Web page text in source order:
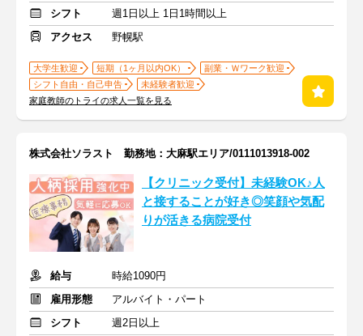
シフト
週1日以上 1日1時間以上
アクセス
野幌駅
大学生歓迎 短期（1ヶ月以内OK）
副業・Ｗワーク歓迎
シフト自由・自己申告
未経験者歓迎
家庭教師のトライの求人一覧を見る
株式会社ソラスト 勤務地：大麻駅エリア/0111013918-002
【クリニック受付】未経験OK♪人
と接することが好き◎笑顔や気配
りが活きる病院受付
給与
時給1090円
雇用形態
アルバイト・パート
シフト
週2日以上